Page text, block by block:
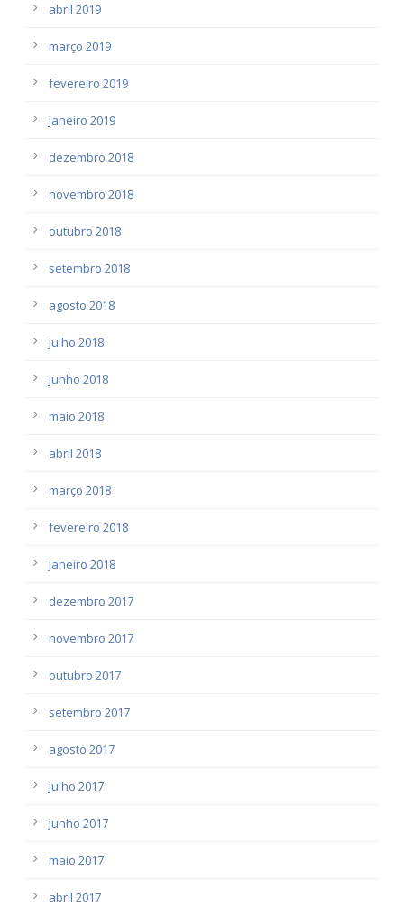
abril 2019
março 2019
fevereiro 2019
janeiro 2019
dezembro 2018
novembro 2018
outubro 2018
setembro 2018
agosto 2018
julho 2018
junho 2018
maio 2018
abril 2018
março 2018
fevereiro 2018
janeiro 2018
dezembro 2017
novembro 2017
outubro 2017
setembro 2017
agosto 2017
julho 2017
junho 2017
maio 2017
abril 2017